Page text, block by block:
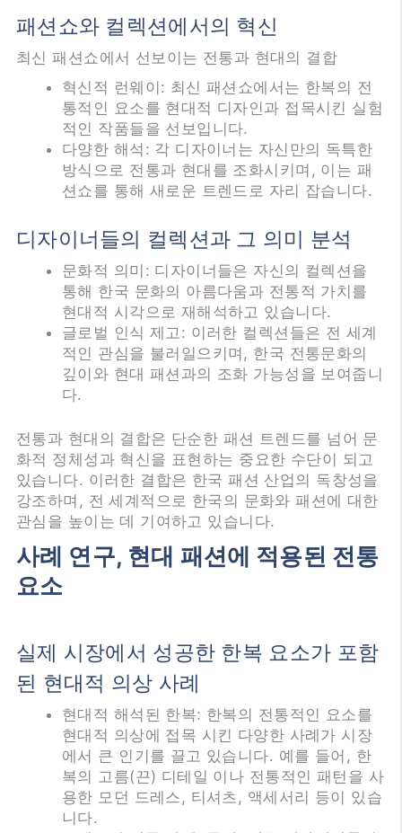
패션쇼와 컬렉션에서의 혁신
최신 패션쇼에서 선보이는 전통과 현대의 결합
혁신적 런웨이: 최신 패션쇼에서는 한복의 전
통적인 요소를 현대적 디자인과 접목시킨 실험
적인 작품들을 선보입니다.
다양한 해석: 각 디자이너는 자신만의 독특한
방식으로 전통과 현대를 조화시키며, 이는 패
션쇼를 통해 새로운 트렌드로 자리 잡습니다.
디자이너들의 컬렉션과 그 의미 분석
문화적 의미: 디자이너들은 자신의 컬렉션을
통해 한국 문화의 아름다움과 전통적 가치를
현대적 시각으로 재해석하고 있습니다.
글로벌 인식 제고: 이러한 컬렉션들은 전 세계
적인 관심을 불러일으키며, 한국 전통문화의
깊이와 현대 패션과의 조화 가능성을 보여줍니
다.
전통과 현대의 결합은 단순한 패션 트렌드를 넘어 문
화적 정체성과 혁신을 표현하는 중요한 수단이 되고
있습니다. 이러한 결합은 한국 패션 산업의 독창성을
강조하며, 전 세계적으로 한국의 문화와 패션에 대한
관심을 높이는 데 기여하고 있습니다.
사례 연구, 현대 패션에 적용된 전통
요소
실제 시장에서 성공한 한복 요소가 포함
된 현대적 의상 사례
현대적 해석된 한복: 한복의 전통적인 요소를
현대적 의상에 접목 시킨 다양한 사례가 시장
에서 큰 인기를 끌고 있습니다. 예를 들어, 한
복의 고름(끈) 디테일 이나 전통적인 패턴을 사
용한 모던 드레스, 티셔츠, 액세서리 등이 있습
니다.